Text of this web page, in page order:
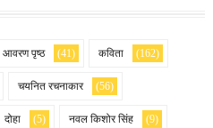
आवरण पृष्ठ (41) कविता (162)
चयनित रचनाकार (56)
दोहा (5) नवल किशोर सिंह (9)